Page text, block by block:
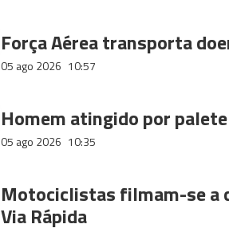
Força Aérea transporta
05 ago 2026 10:57
Homem atingido por
05 ago 2026 10:35
Motociclistas filmam-se a
Via Rápida